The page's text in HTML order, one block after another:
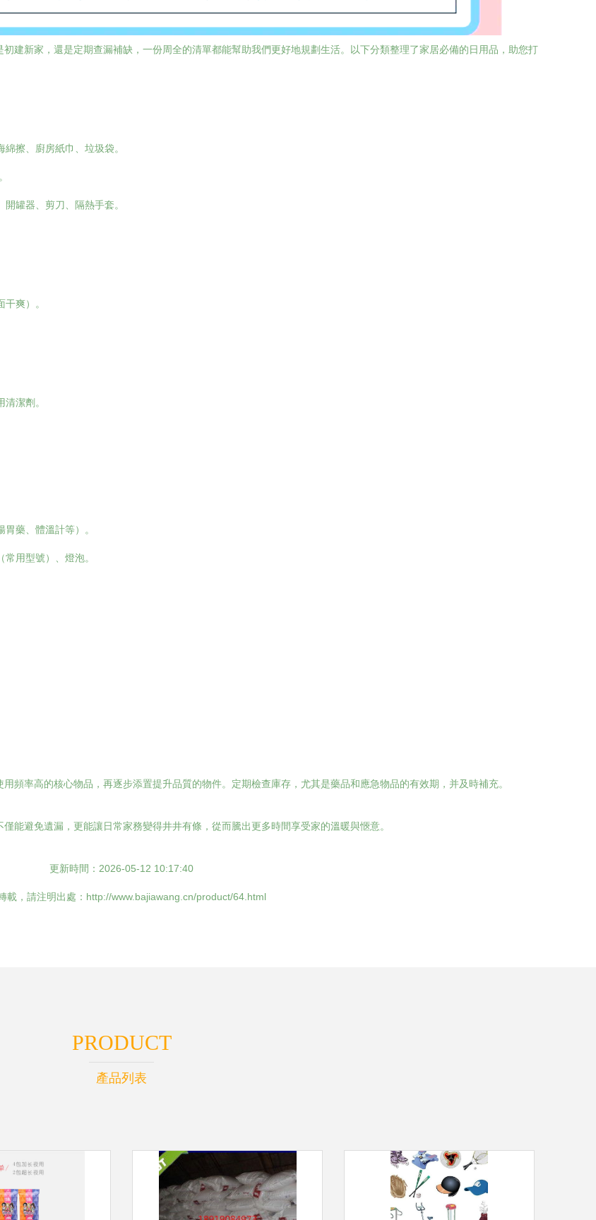
建新家，還是定期查漏補缺，一份周全的清單都能幫助我們更好地規劃生活。以下分類整理了家居必備的日用品，助您打
擦、廚房紙巾、垃圾袋。
罐器、剪刀、隔熱手套。
爽）。
潔劑。
藥、體溫計等）。
用型號）、燈泡。
頻率高的核心物品，再逐步添置提升品質的物件。定期檢查庫存，尤其是藥品和應急物品的有效期，并及時補充。
能避免遺漏，更能讓日常家務變得井井有條，從而騰出更多時間享受家的溫暖與愜意。
更新時間：2026-05-12 10:17:40
載，請注明出處：http://www.bajiawang.cn/product/64.html
PRODUCT
產品列表